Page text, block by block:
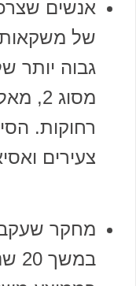
של משקאות
מסוג
רחוקות.
צעירים